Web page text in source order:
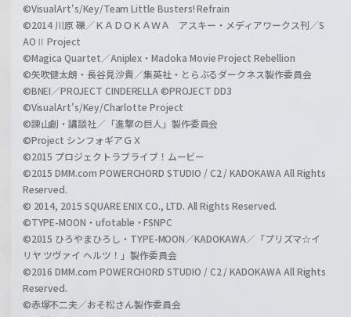
©VisualArt's/Key/Team Little Busters! Refrain
©2014 川原 礫／ＫＡＤＯＫＡＷＡ アスキー・メディアワークス刊／S
AOⅡ Project
©Magica Quartet／Aniplex・Madoka Movie Project Rebellion
©矢吹健太朗・長谷見沙貴／集英社・とらぶるダークネス製作委員会
©BNEI／PROJECT CINDERELLA ©PROJECT DD3
©VisualArt's/Key/Charlotte Project
©諫山創・講談社／「進撃の巨人」製作委員会
©Project シンフォギアＧＸ
©2015 プロジェクトラブライブ！ムービー
©2015 DMM.com POWERCHORD STUDIO / C2 / KADOKAWA All Rights
Reserved.
© 2014, 2015 SQUARE ENIX CO., LTD. All Rights Reserved.
©TYPE-MOON・ufotable・FSNPC
©2015 ひろやまひろし・TYPE-MOON／KADOKAWA／「プリズマ☆イ
リヤ ツヴァイ ヘルツ！」製作委員会
©2016 DMM.com POWERCHORD STUDIO / C2 / KADOKAWA All Rights
Reserved.
©赤塚不二夫／おそ松さん製作委員会